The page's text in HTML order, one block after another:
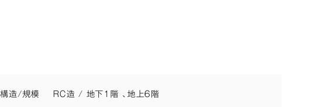
構造/規模 RC造 / 地下1階 、地上6階